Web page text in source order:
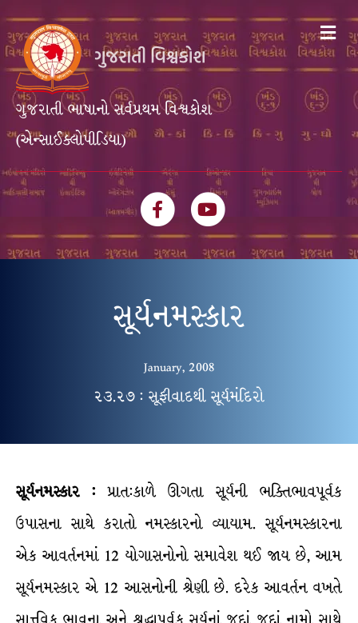
ગુજરાતી ભાષાનો સર્વપ્રથમ વિશ્વકોશ
(એન્સાઈક્લોપીડિયા)
FacebookYoutube
સૂર્યનમસ્કાર
January, 2008
૨૩.૨૭ : સૂફીવાદથી સૂર્યમંદિરો
સૂર્યનમસ્કાર : પ્રાત:કાળે ઊગતા સૂર્યની ભક્તિભાવપૂર્વક
ઉપાસના સાથે કરાતો નમસ્કારનો વ્યાયામ. સૂર્યનમસ્કારના
એક આવર્તનમાં 12 યોગાસનોનો સમાવેશ થઈ જાય છે, આમ
સૂર્યનમસ્કાર એ 12 આસનોની શ્રેણી છે. દરેક આવર્તન વખતે